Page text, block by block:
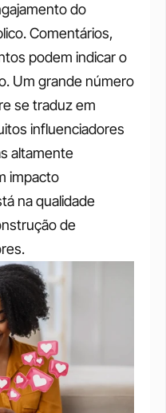
do
Comentários,
podem indicar o
Um grande número
se traduz em
influenciadores
altamente
impacto
na qualidade
de